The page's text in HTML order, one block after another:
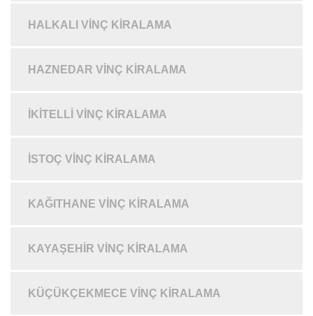
HALKALI VINÇ KIRALAMA
HAZNEDAR VINÇ KIRALAMA
İKITELLI VINÇ KIRALAMA
İSTOÇ VINÇ KIRALAMA
KAĞITHANE VINÇ KIRALAMA
KAYAŞEHIR VINÇ KIRALAMA
KÜÇÜKÇEKMECE VINÇ KIRALAMA